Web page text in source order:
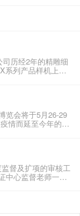
历经2年的精雕细
系列产品样机上次
览会将于5月26-29
情而延至今年的体
督及扩项的审核工
中心监督老师一行